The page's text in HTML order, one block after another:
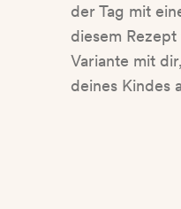
der Tag mit
diesem
Variante mit
deines Kindes